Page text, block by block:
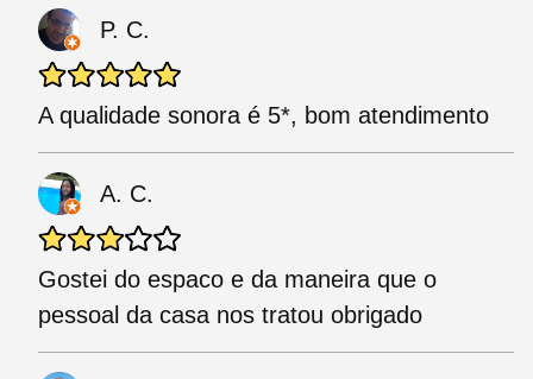
P. C.
A qualidade sonora é 5*, bom atendimento
A. C.
Gostei do espaco e da maneira que o
pessoal da casa nos tratou obrigado